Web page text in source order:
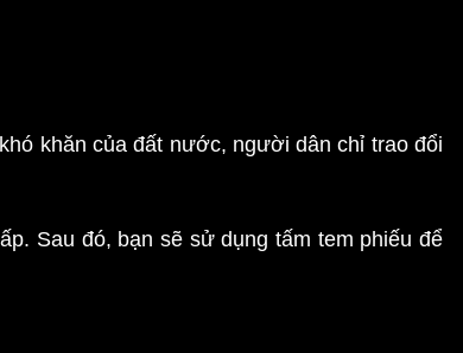
khăn của đất nước, người dân chỉ trao đổi
Sau đó, bạn sẽ sử dụng tấm tem phiếu để